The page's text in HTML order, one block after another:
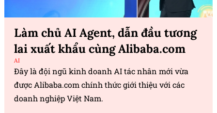
Làm chủ AI Agent, dẫn đầu tương
lai xuất khẩu cùng Alibaba.com
AI
Đây là đội ngũ kinh doanh AI tác nhân mới vừa
được Alibaba.com chính thức giới thiệu với các
doanh nghiệp Việt Nam.